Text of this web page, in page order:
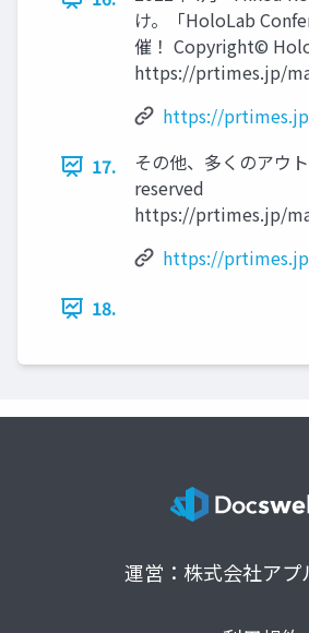
け。「HoloLab
催！ Copyright©
https://prtimes.jp/
https://
17.
その他、多くのアウ
reserved
https://prtimes.jp/
https://
18.
運営：株式会社アプ